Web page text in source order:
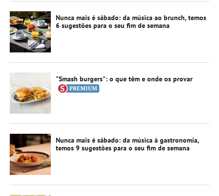
Nunca mais é sábado: da música ao brunch, temos
6 sugestões para o seu fim de semana
"Smash burgers": o que têm e onde os provar
Nunca mais é sábado: da música à gastronomia,
temos 9 sugestões para o seu fim de semana